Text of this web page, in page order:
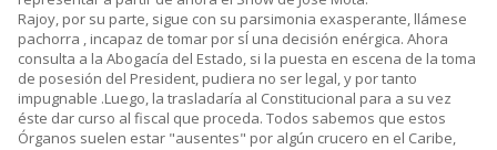
Rajoy, por su parte, sigue con su parsimonia exasperante, llámese
pachorra , incapaz de tomar por sÍ una decisión enérgica. Ahora
consulta a la Abogacía del Estado, si la puesta en escena de la toma
de posesión del President, pudiera no ser legal, y por tanto
impugnable .Luego, la trasladaría al Constitucional para a su vez
éste dar curso al fiscal que proceda. Todos sabemos que estos
Órganos suelen estar "ausentes" por algún crucero en el Caribe,